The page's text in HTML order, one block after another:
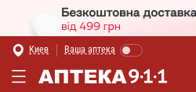
Киев Ваша аптека